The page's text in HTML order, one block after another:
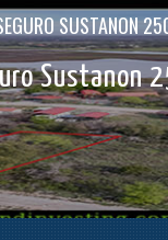
SUSTANON
Sustanon